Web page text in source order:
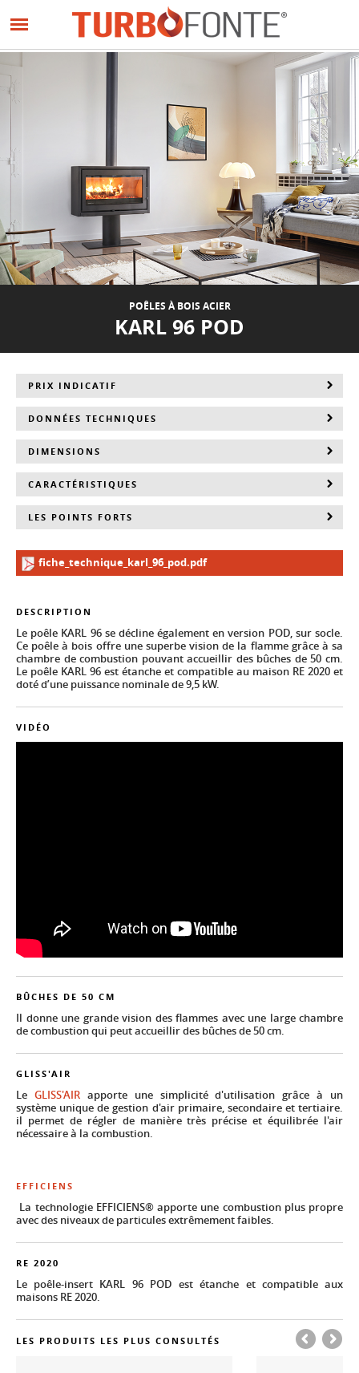
au
PRÉCÉDENT
POÊLES À BOIS ACIER
KARL 96 POD
DESCRIPTION
Le poêle KARL 96 se décline également en version POD, sur socle.
Ce poêle à bois offre une superbe vision de la flamme grâce à sa
chambre de combustion pouvant accueillir des bûches de 50 cm.
Le poêle KARL 96 est étanche et compatible au maison RE 2020 et
doté d’une puissance nominale de 9,5 kW.
VIDÉO
BÛCHES DE 50 CM
Il donne une grande vision des flammes avec une large chambre
de combustion qui peut accueillir des bûches de 50 cm.
GLISS'AIR
Le GLISS'AIRapporte une simplicité d'utilisation grâce à un
système unique de gestion d'air primaire, secondaire et tertiaire.
il permet de régler de manière très précise et équilibrée l'air
nécessaire à la combustion.
EFFICIENS
La technologie EFFICIENS® apporte une combustion plus propre
avec des niveaux de particules extrêmement faibles.
RE 2020
Le poêle-insert KARL 96 POD est étanche et compatible aux
maisons RE 2020.
PRIX INDICATIF
DONNÉES TECHNIQUES
DIMENSIONS
CARACTÉRISTIQUES
LES POINTS FORTS
fiche_technique_karl_96_pod.pdf
LES PRODUITS LES PLUS CONSULTÉS
Panneau de gestion des cookies